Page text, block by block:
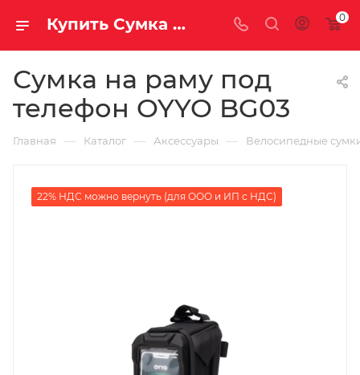
Купить Сумка на раму под телефон OYYO BG03 за рублей, а со скидкой 0
Сумка на раму под
телефон OYYO BG03
Главная — Каталог — Аксессуары — Велосипедные
22% НДС можно вернуть (для ООО и ИП с НДС)